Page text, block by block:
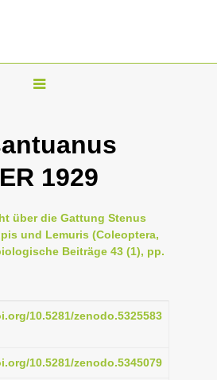
T
g
l
n
a
g
1929
über die Gattung Stenus
und Lemuris (Coleoptera,
Beiträge 43 (1), pp.
10.5281/zenodo.5325583
10.5281/zenodo.5345079